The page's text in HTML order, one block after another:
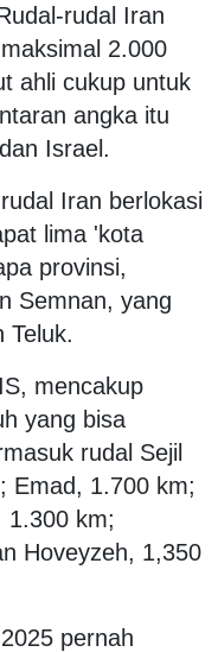
rudal Iran
2.000
ahli cukup untuk
angka itu
Israel.
Iran berlokasi
lima 'kota
provinsi,
Semnan, yang
Teluk.
mencakup
yang bisa
rudal Sejil
Emad, 1.700 km;
1.300 km;
Hoveyzeh, 1,350
pernah